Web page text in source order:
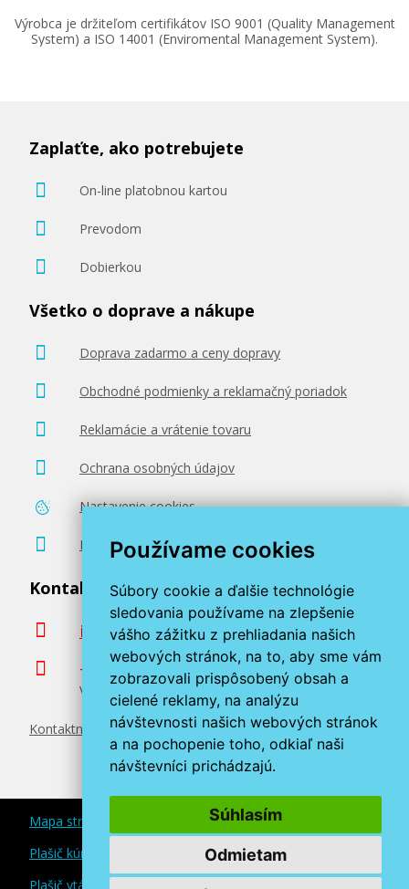
Používame cookies
Súbory cookie a ďalšie technológie
sledovania používame na zlepšenie
vášho zážitku z prehliadania našich
webových stránok, na to, aby sme vám
zobrazovali prispôsobený obsah a
cielené reklamy, na analýzu
návštevnosti našich webových stránok
a na pochopenie toho, odkiaľ naši
návštevníci prichádzajú.
Súhlasím
Odmietam
Výrobca je držiteľom certifikátov ISO 9001 (Quality Management
System) a ISO 14001 (Enviromental Management System).
Zaplaťte, ako potrebujete
On-line platobnou kartou
Prevodom
Dobierkou
Všetko o doprave a nákupe
Doprava zadarmo a ceny dopravy
Obchodné podmienky a reklamačný poriadok
Reklamácie a vrátenie tovaru
Ochrana osobných údajov
Nastavenie cookies
Poradenstvo zadarmo
Kontaktujte nás
info@miroluk.sk
+420 377 222 313
Volajte v pracovné dni od 8. do 17. hod.
Kontaktné údaje
Mapa stránok
Plašič kún a myší
Plašič vtákov